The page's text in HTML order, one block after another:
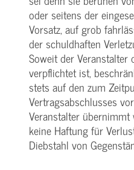
oder seitens der
Vorsatz, auf grob
der schuldhaften
Soweit der Veranstalter
verpflichtet ist,
stets auf den zum
Vertragsabschlusses
Veranstalter
keine Haftung für
Diebstahl von